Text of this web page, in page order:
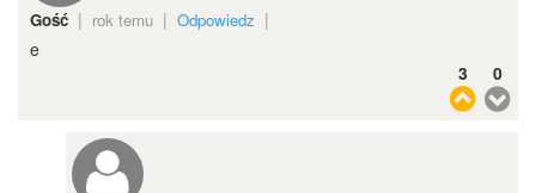
Gość | rok temu | Odpowiedz |
e
3
0